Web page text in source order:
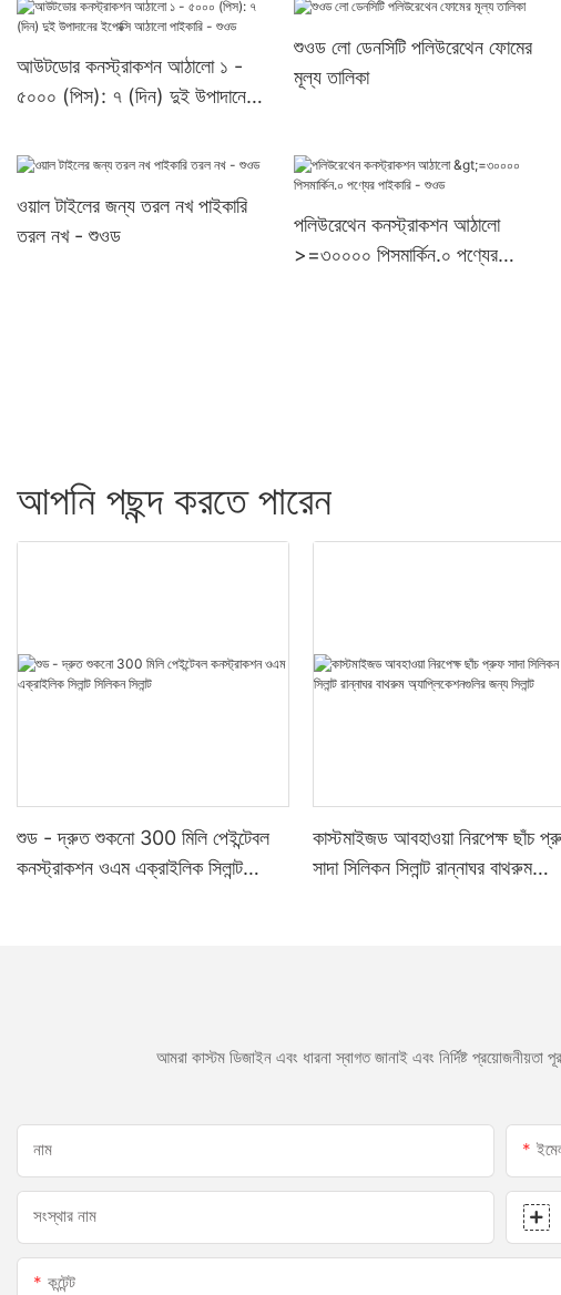
আউটডোর কনস্ট্রাকশন আঠালো ১ -
৫০০০ (পিস): ৭ (দিন) দুই উপাদানের
শুওড লো ডেনসিটি পলিউরেথেন ফোমের
মূল্য তালিকা
ওয়াল টাইলের জন্য তরল নখ পাইকারি
তরল নখ - শুওড
পলিউরেথেন কনস্ট্রাকশন আঠালো
>=৩০০০০ পিসমার্কিন.০ পণ্যের
আপনি পছন্দ করতে পারেন
শুড - দ্রুত শুকনো 300 মিলি পেইন্টেবল
কনস্ট্রাকশন ওএম এক্রাইলিক সিলান্ট
কাস্টমাইজড আবহাওয়া নিরপেক্ষ ছাঁচ
সাদা সিলিকন সিলান্ট রান্নাঘর বাথরুম
আমরা কাস্টম ডিজাইন এবং ধারনা স্বাগত জানাই এবং নির্দিষ্ট
নাম
সংস্থার নাম
কন্টেন্ট